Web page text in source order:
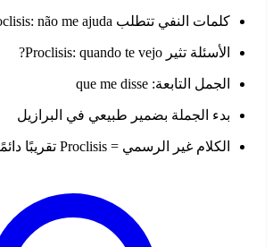
كلمات النفي تتطلب Proclisis: não me ajuda
الأسئلة تثير Proclisis: quando te vejo?
الجمل التابعة: que me disse
بدء الجملة بضمير طبيعي في البرازيل
الكلام غير الرسمي = Proclisis تقريبًا دائمًا